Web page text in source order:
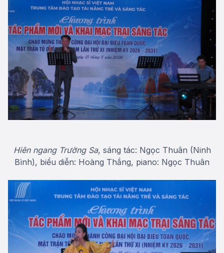
Hiên ngang Trường Sa, sáng tác: Ngọc Thuân (Ninh
Bình), biểu diễn: Hoàng Thắng, piano: Ngọc Thuân